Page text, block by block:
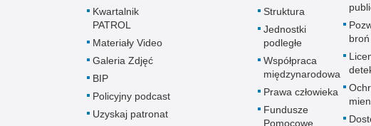
Kwartalnik
PATROL
Materiały Video
Galeria Zdjęć
BIP
Policyjny podcast
Uzyskaj patronat
Struktura
Jednostki
podległe
Współpraca
międzynarodowa
Prawa człowieka
Fundusze
Pomocowe
broń